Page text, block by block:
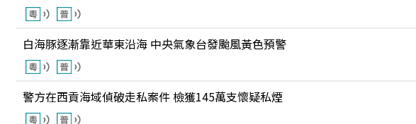
白海豚逐漸靠近華東沿海 中央氣象台發颱風黃色預警
警方在西貢海域偵破走私案件 檢獲145萬支懷疑私煙